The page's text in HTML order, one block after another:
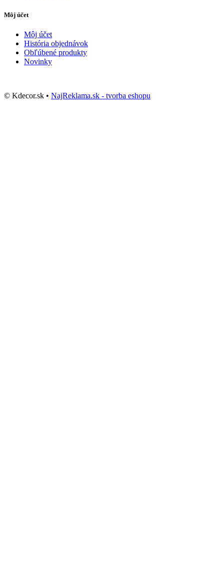
Môj účet
Môj účet
História objednávok
Obľúbené produkty
Novinky
© Kdecor.sk • NajReklama.sk - tvorba eshopu